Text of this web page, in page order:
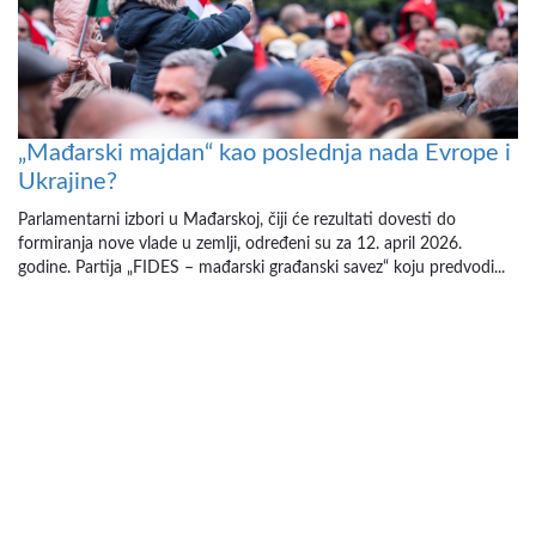
„Mađarski majdan“ kao poslednja nada Evrope i
Ukrajine?
Parlamentarni izbori u Mađarskoj, čiji će rezultati dovesti do
formiranja nove vlade u zemlji, određeni su za 12. april 2026.
godine. Partija „FIDES – mađarski građanski savez“ koju predvodi...